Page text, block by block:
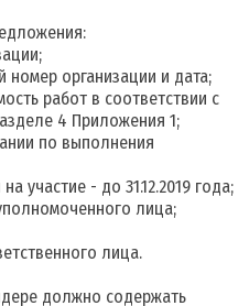
номер организации и дата;
работ в соответствии с
4 Приложения 1;
по выполнения
участие - до 31.12.2019 года;
лица;
лица.
должно содержать